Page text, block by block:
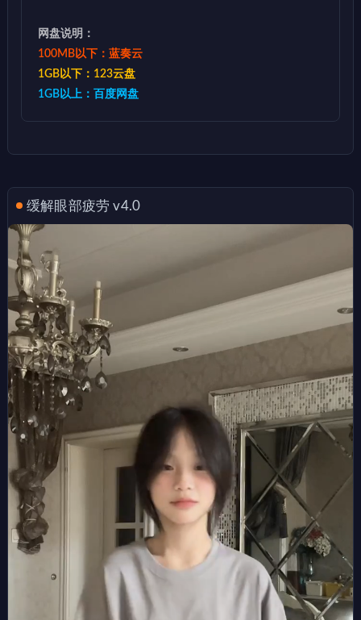
网盘说明：
100MB以下：蓝奏云
1GB以下：123云盘
1GB以上：百度网盘
缓解眼部疲劳 v4.0